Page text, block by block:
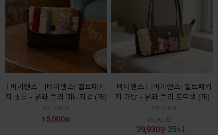
바이핸즈
[바이핸즈] 퀼트패키
지 소품 - 유와 플리 미니지갑 (개)
BYP-3029
15,000원
바이핸즈
[바이핸즈] 퀼트패키
지 가방 - 유와 플리 토트백 (개)
BYP-3028
39,900원
29,930원 25%